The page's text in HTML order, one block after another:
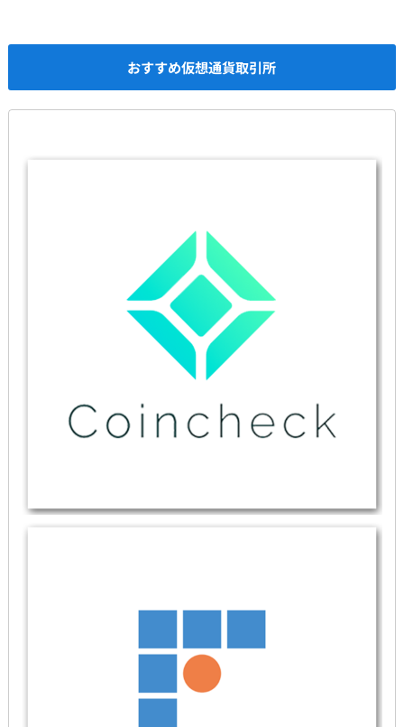
おすすめ仮想通貨取引所